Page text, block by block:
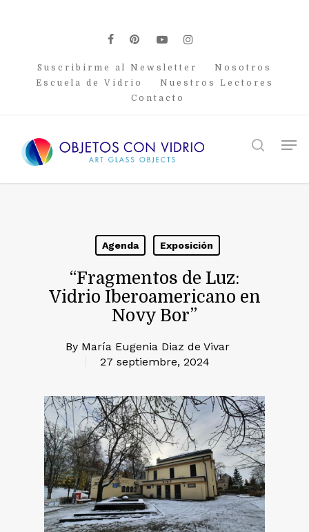
facebook
pinterest
youtubeinstagram
Suscribirme al Newsletter
Nosotros
Escuela de Vidrio
Nuestros Lectores
Contacto
search
Agenda Exposición
“Fragmentos de Luz:
Vidrio Iberoamericano en
Novy Bor”
By María Eugenia Diaz de Vivar
27 septiembre, 2024